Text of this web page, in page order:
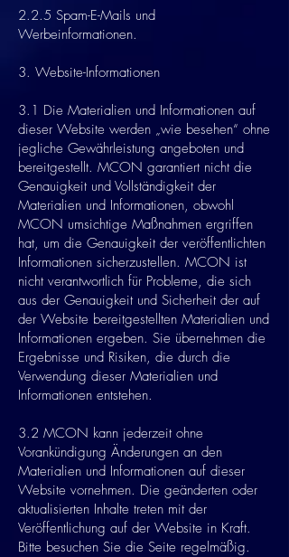
2.2.5 Spam-E-Mails und
Werbeinformationen.
3. Website-Informationen
3.1 Die Materialien und Informationen auf
dieser Website werden „wie besehen“ ohne
jegliche Gewährleistung angeboten und
bereitgestellt. MCON garantiert nicht die
Genauigkeit und Vollständigkeit der
Materialien und Informationen, obwohl
MCON umsichtige Maßnahmen ergriffen
hat, um die Genauigkeit der veröffentlichten
Informationen sicherzustellen. MCON ist
nicht verantwortlich für Probleme, die sich
aus der Genauigkeit und Sicherheit der auf
der Website bereitgestellten Materialien und
Informationen ergeben. Sie übernehmen die
Ergebnisse und Risiken, die durch die
Verwendung dieser Materialien und
Informationen entstehen.
3.2 MCON kann jederzeit ohne
Vorankündigung Änderungen an den
Materialien und Informationen auf dieser
Website vornehmen. Die geänderten oder
aktualisierten Inhalte treten mit der
Veröffentlichung auf der Website in Kraft.
Bitte besuchen Sie die Seite regelmäßig.